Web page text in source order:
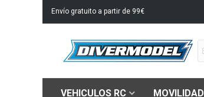
Envío gratuito a partir de 99€
VEHICULOS RC MOVILIDAD